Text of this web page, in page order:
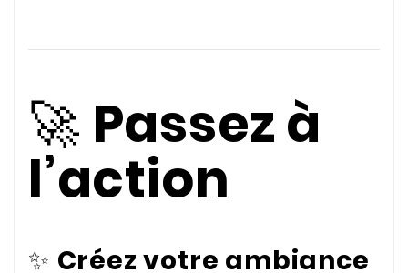
🚀 Passez à
l’action
✨ Créez votre ambiance